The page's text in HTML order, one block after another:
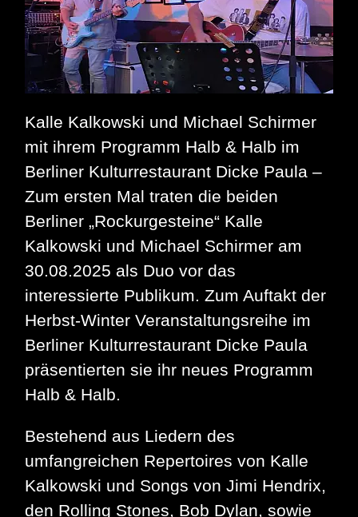
Kalle Kalkowski und Michael Schirmer
mit ihrem Programm Halb & Halb im
Berliner Kulturrestaurant Dicke Paula –
Zum ersten Mal traten die beiden
Berliner „Rockurgesteine“ Kalle
Kalkowski und Michael Schirmer am
30.08.2025 als Duo vor das
interessierte Publikum. Zum Auftakt der
Herbst-Winter Veranstaltungsreihe im
Berliner Kulturrestaurant Dicke Paula
präsentierten sie ihr neues Programm
Halb & Halb.
Bestehend aus Liedern des
umfangreichen Repertoires von Kalle
Kalkowski und Songs von Jimi Hendrix,
den Rolling Stones, Bob Dylan, sowie